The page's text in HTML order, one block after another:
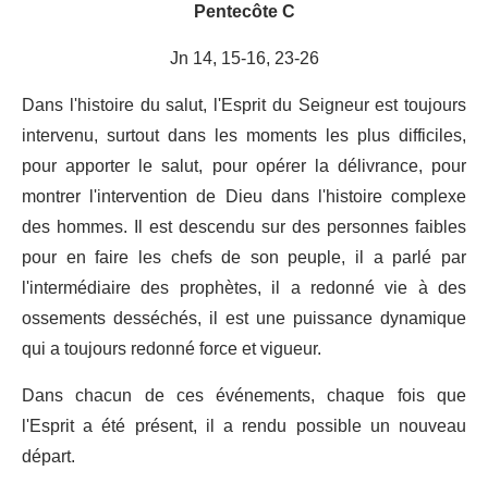
Pentecôte C
Jn 14, 15-16, 23-26
Dans l'histoire du salut, l'Esprit du Seigneur est toujours
intervenu, surtout dans les moments les plus difficiles,
pour apporter le salut, pour opérer la délivrance, pour
montrer l'intervention de Dieu dans l'histoire complexe
des hommes. Il est descendu sur des personnes faibles
pour en faire les chefs de son peuple, il a parlé par
l'intermédiaire des prophètes, il a redonné vie à des
ossements desséchés, il est une puissance dynamique
qui a toujours redonné force et vigueur.
Dans chacun de ces événements, chaque fois que
l'Esprit a été présent, il a rendu possible un nouveau
départ.